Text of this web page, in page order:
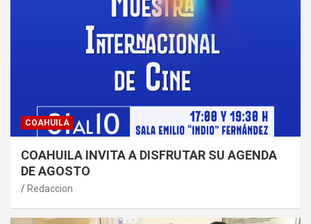
COAHUILA
COAHUILA INVITA A DISFRUTAR SU AGENDA
DE AGOSTO
Redaccion